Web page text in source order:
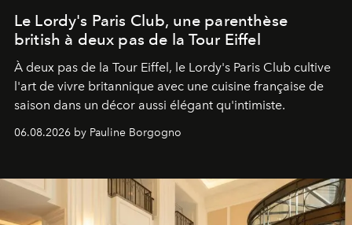
Le Lordy's Paris Club, une parenthèse
british à deux pas de la Tour Eiffel
À deux pas de la Tour Eiffel, le Lordy's Paris Club cultive
l'art de vivre britannique avec une cuisine française de
saison dans un décor aussi élégant qu'intimiste.
06.08.2026 by Pauline Borgogno